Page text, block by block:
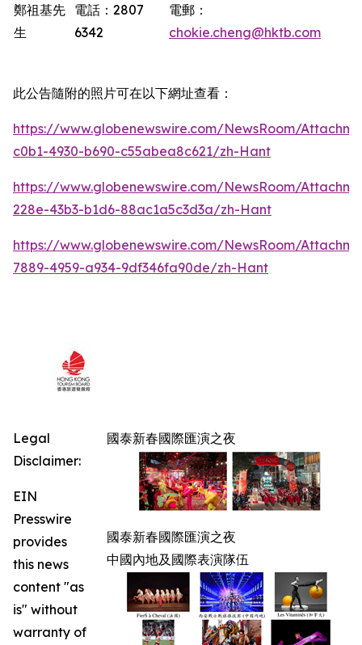
鄭祖基先
生
電話：2807
6342
電郵：
chokie.cheng@hktb.com
此公告隨附的照片可在以下網址查看：
https://www.globenewswire.com/NewsRoom/
c0b1-4930-b690-c55abea8c621/zh-Hant
https://www.globenewswire.com/NewsRoom/
228e-43b3-b1d6-88ac1a5c3d3a/zh-Hant
https://www.globenewswire.com/NewsRoom/
7889-4959-a934-9df346fa90de/zh-Hant
國泰新春國際匯演之夜
國泰新春國際匯演之夜
中國內地及國際表演隊伍
Legal
Disclaimer:
EIN
Presswire
provides
this news
content "as
is" without
warranty of